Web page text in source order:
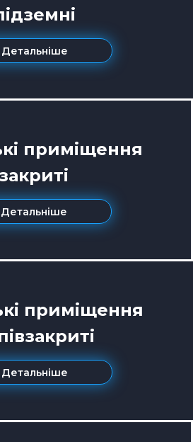
Детальніше
приміщення
закриті
Детальніше
приміщення
Детальніше